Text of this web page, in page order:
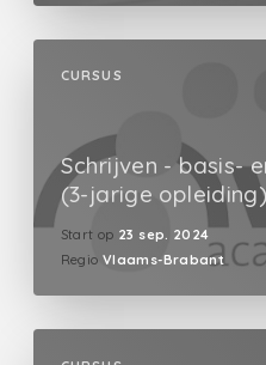
CURSUS
Schrijven - basis-
(3-jarige opleiding)
Start op 23 sep. 2024
Regio Vlaams-Brabant